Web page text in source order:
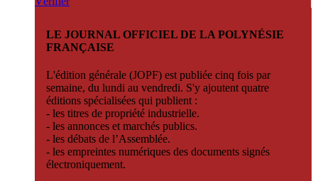
LE JOURNAL OFFICIEL DE LA POLYNÉSIE
FRANÇAISE
L'édition générale (JOPF) est publiée cinq fois par
semaine, du lundi au vendredi. S'y ajoutent quatre
éditions spécialisées qui publient :
- les titres de propriété industrielle.
- les annonces et marchés publics.
- les débats de l’Assemblée.
- les empreintes numériques des documents signés
électroniquement.